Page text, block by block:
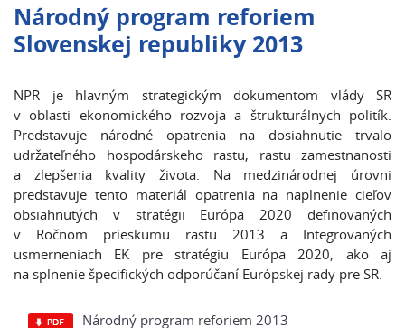
Národný program reforiem
Slovenskej republiky 2013
NPR je hlavným strategickým dokumentom vlády SR
v oblasti ekonomického rozvoja a štrukturálnych politík.
Predstavuje národné opatrenia na dosiahnutie trvalo
udržateľného hospodárskeho rastu, rastu zamestnanosti
a zlepšenia kvality života. Na medzinárodnej úrovni
predstavuje tento materiál opatrenia na naplnenie cieľov
obsiahnutých v stratégii Európa 2020 definovaných
v Ročnom prieskumu rastu 2013 a Integrovaných
usmerneniach EK pre stratégiu Európa 2020, ako aj
na splnenie špecifických odporúčaní Európskej rady pre SR.
Národný program reforiem 2013